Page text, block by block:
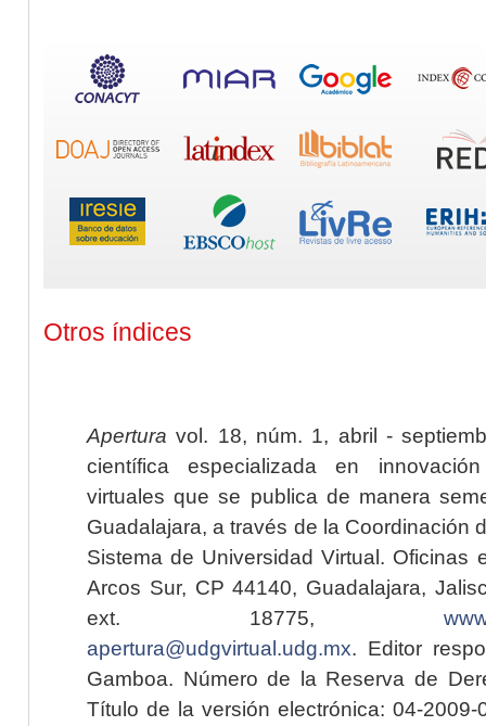
Otros índices
Apertura vol. 18, núm. 1, abril -
científica especializada en
virtuales que se publica de manera
Guadalajara, a través de la Coordinación
Sistema de Universidad Virtual. Oficinas
Arcos Sur, CP 44140, Guadalajara,
ext. 18775,
apertura@udgvirtual.udg.mx. Editor
Gamboa. Número de la Reserva de
Título de la versión electrónica: 04-2009-